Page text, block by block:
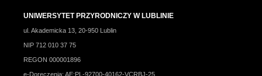
UNIWERSYTET PRZYRODNICZY W LUBLINIE
ul. Akademicka 13, 20-950 Lublin
NIP 712 010 37 75
REGON 000001896
e-Doręczenia: AE:PL-92700-40162-VCRBJ-25